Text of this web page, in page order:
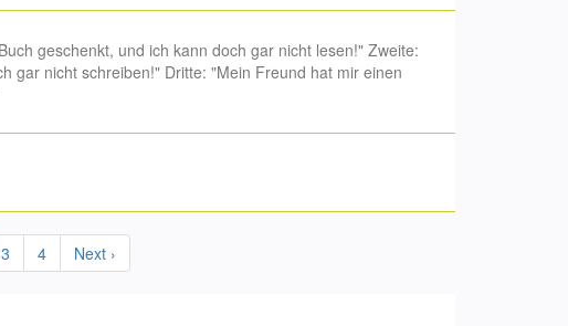
geschenkt, und ich kann doch gar nicht lesen!" Zweite:
gar nicht schreiben!" Dritte: "Mein Freund hat mir einen
3 4 Next ›